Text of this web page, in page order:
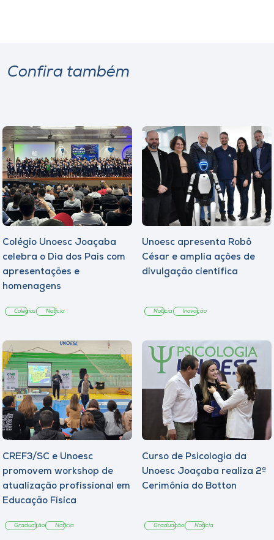
Confira também
Colégio Unoesc Joaçaba
celebra o Dia dos Pais com
apresentações e
homenagens
Colégios Notícia
Unoesc apresenta Robô
César e amplia ações de
divulgação científica
Notícia Inovação
CREF3/SC e Unoesc
promovem workshop de
atualização profissional em
Educação Física
Graduação Notícia
Curso de Psicologia da
Unoesc Joaçaba realiza 2ª
Cerimônia do Botton
Graduação Notícia